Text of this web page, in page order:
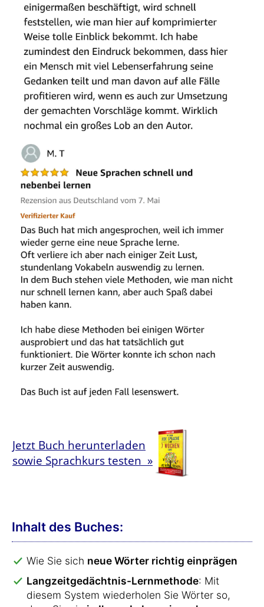
Jetzt Buch herunterladen
sowie Sprachkurs testen »
Inhalt des Buches:
Wie Sie sich neue Wörter richtig einprägen
Langzeitgedächtnis-Lernmethode: Mit
diesem System wiederholen Sie Wörter so,